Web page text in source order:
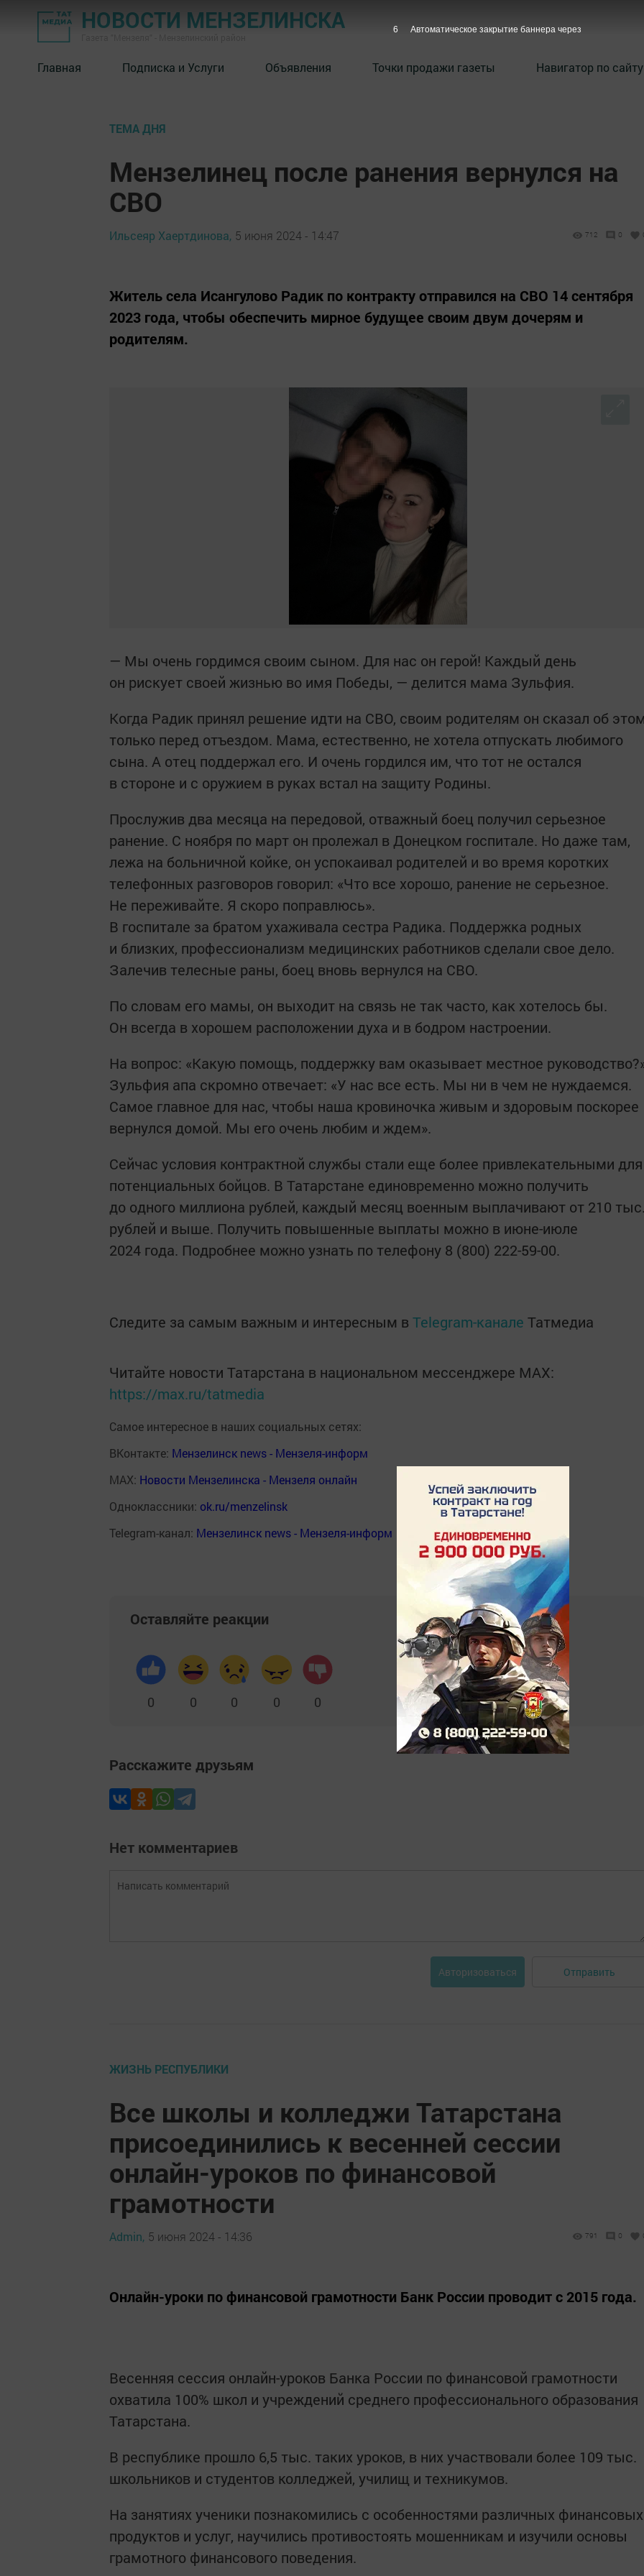
НОВОСТИ МЕНЗЕЛИНСКА
Главная Подписка и Услуги Объявления Точки продажи газеты Навигатор по сайту
ТЕМА ДНЯ
Мензелинец после ранения вернулся на
СВО
Ильсеяр Хаертдинова, 5 июня 2024 - 14:47 712 0
Житель села Исангулово Радик по контракту отправился на СВО 14 сентября
2023 года, чтобы обеспечить мирное будущее своим двум дочерям и
родителям.
— Мы очень гордимся своим сыном. Для нас он герой! Каждый день
он рискует своей жизнью во имя Победы, — делится мама Зульфия.
Когда Радик принял решение идти на СВО, своим родителям он сказал об
только перед отъездом. Мама, естественно, не хотела отпускать любимого
сына. А отец поддержал его. И очень гордился им, что тот не остался
в стороне и с оружием в руках встал на защиту Родины.
Прослужив два месяца на передовой, отважный боец получил серьезное
ранение. С ноября по март он пролежал в Донецком госпитале. Но даже там,
лежа на больничной койке, он успокаивал родителей и во время коротких
телефонных разговоров говорил: «Что все хорошо, ранение не серьезное.
Не переживайте. Я скоро поправлюсь».
В госпитале за братом ухаживала сестра Радика. Поддержка родных
и близких, профессионализм медицинских работников сделали свое дело.
Залечив телесные раны, боец вновь вернулся на СВО.
По словам его мамы, он выходит на связь не так часто, как хотелось бы.
Он всегда в хорошем расположении духа и в бодром настроении.
На вопрос: «Какую помощь, поддержку вам оказывает местное
Зульфия апа скромно отвечает: «У нас все есть. Мы ни в чем не нуждаемся.
Самое главное для нас, чтобы наша кровиночка живым и здоровым поскорее
вернулся домой. Мы его очень любим и ждем».
Сейчас условия контрактной службы стали еще более привлекательными для
потенциальных бойцов. В Татарстане единовременно можно получить
до одного миллиона рублей, каждый месяц военным выплачивают от 210
рублей и выше. Получить повышенные выплаты можно в июне-июле
2024 года. Подробнее можно узнать по телефону 8 (800) 222-59-00.
Следите за самым важным и интересным в Telegram-канале Татмедиа
Читайте новости Татарстана в национальном мессенджере MАХ:
https://max.ru/tatmedia
Самое интересное в наших социальных сетях:
ВКонтакте: Мензелинск news - Мензеля-информ
MAX: Новости Мензелинска - Мензеля онлайн
Одноклассники: ok.ru/menzelinsk
Telegram-канал: Мензелинск news - Мензеля-информ
Оставляйте реакции
0 0 0 0 0
Расскажите друзьям
Нет комментариев
Авторизоваться Отправить
ЖИЗНЬ РЕСПУБЛИКИ
Все школы и колледжи Татарстана
присоединились к весенней сессии
онлайн-уроков по финансовой
грамотности
Admin, 5 июня 2024 - 14:36 791 0
Онлайн-уроки по финансовой грамотности Банк России проводит с 2015 года.
Весенняя сессия онлайн-уроков Банка России по финансовой грамотности
охватила 100% школ и учреждений среднего профессионального образования
Татарстана.
В республике прошло 6,5 тыс. таких уроков, в них участвовали более 109 тыс.
школьников и студентов колледжей, училищ и техникумов.
На занятиях ученики познакомились с особенностями различных финансовых
продуктов и услуг, научились противостоять мошенникам и изучили основы
грамотного финансового поведения.
5 Автоматическое закрытие баннера через